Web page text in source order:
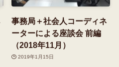
事務局＋社会人コーディネ
ーターによる座談会 前編
（2018年11月）
2019年1月15日